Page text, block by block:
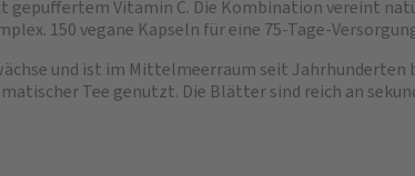
Vitamin C. Die Kombination vereint
150 vegane Kapseln für eine 75-Tage-
und ist im Mittelmeerraum seit Jahrhunderten
Tee genutzt. Die Blätter sind reich an